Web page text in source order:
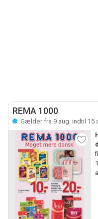
REMA 1000
Gælder fra 9 aug. indtil 15